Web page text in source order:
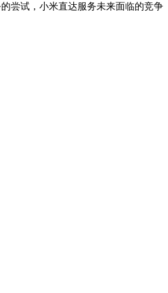
尝试，小米直达服务未来面临的竞争